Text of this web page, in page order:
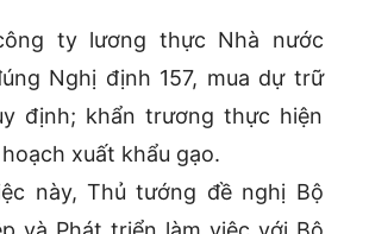
ty lương thực Nhà nước
Nghị định 157, mua dự trữ
định; khẩn trương thực hiện
xuất khẩu gạo.
này, Thủ tướng đề nghị Bộ